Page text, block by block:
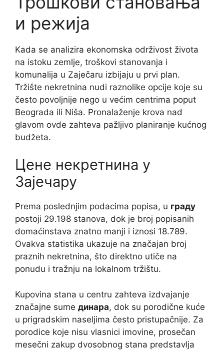
и режија
Kada se analizira ekonomska održivost života
na istoku zemlje, troškovi stanovanja i
komunalija u Zaječaru izbijaju u prvi plan.
Tržište nekretnina nudi raznolike opcije koje su
često povoljnije nego u većim centrima poput
Beograda ili Niša. Pronalaženje krova nad
glavom ovde zahteva pažljivo planiranje kućnog
budžeta.
Цене некретнина у
Зајечару
Prema poslednjim podacima popisa, u граду
postoji 29.198 stanova, dok je broj popisanih
domaćinstava znatno manji i iznosi 18.789.
Ovakva statistika ukazuje na značajan broj
praznih nekretnina, što direktno utiče na
ponudu i tražnju na lokalnom tržištu.
Kupovina stana u centru zahteva izdvajanje
značajne sume динара, dok su porodične kuće
u prigradskim naseljima često pristupačnije. Za
porodice koje nisu vlasnici imovine, prosečan
mesečni zakup dvosobnog stana predstavlja